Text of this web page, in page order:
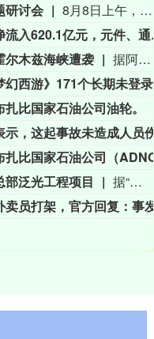
研讨会
8月8日上午，全球财富管理论坛在京召开“地方国有存量资产盘活进展、难点与策略”课题研讨会，楼继伟出席会议并做总结发言。楼继伟在发言中表示，盘活国有资产既是近期的当务之急，也是一项长期性的战略任务。当前我国GDP平减指数阶段性承压走低，财政维持紧平衡格局的压力持续攀升；我国税收结构以间接税为主体，税收收入增速显著弱于名义GDP增速，财政内生增收动能受限。叠加土地财政收入大幅收缩，地方隐性债务化解、长期限国债常态化发行带来的利息支出刚性上涨，收支两端压力持续凸显。综合多重现实约束来看，国有存量资产盘活并非短期应急手段，而是一项需要常态化、长效化推进的重点工作。（全球财富管理论坛）
本周大盘主力
尔木兹海峡遭袭
据阿联酋通讯社8月8日报道，阿布扎比国家石油公司证实，该公司一艘船只当天凌晨在通过霍尔木兹海峡时遭导弹袭击。阿布扎比国家石油公司说，袭击未造成人员受伤，目前局面可控。该公司并未提供遭袭船只具体类型、导弹来源以及船只受损情况等更多细节。（新华社）
比国家石油公司油轮。
泛光工程项目
据“星光股份”公众号消息，近日，星光股份成功中标龙星控股总部泛光工程项目。